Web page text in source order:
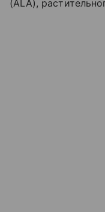
(ALA),